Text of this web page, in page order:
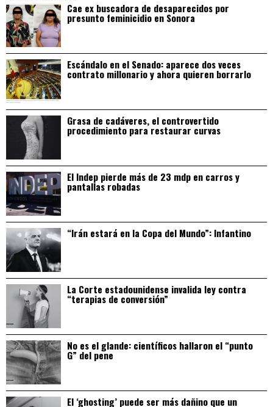
Cae ex buscadora de desaparecidos por
presunto feminicidio en Sonora
Escándalo en el Senado: aparece dos veces
contrato millonario y ahora quieren borrarlo
Grasa de cadáveres, el controvertido
procedimiento para restaurar curvas
El Indep pierde más de 23 mdp en carros y
pantallas robadas
“Irán estará en la Copa del Mundo”: Infantino
La Corte estadounidense invalida ley contra
“terapias de conversión”
No es el glande: científicos hallaron el “punto
G” del pene
El ‘ghosting’ puede ser más dañino que un